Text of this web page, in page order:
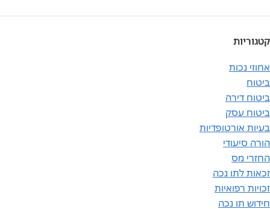
קטגוריות
אחוזי נכות
ביטוח
ביטוח דירה
ביטוח עסק
בעיות אורטופדיות
הורה סיעודי
החזרי מס
זכאות לתו נכה
זכויות רפואיות
חידוש תו נכה